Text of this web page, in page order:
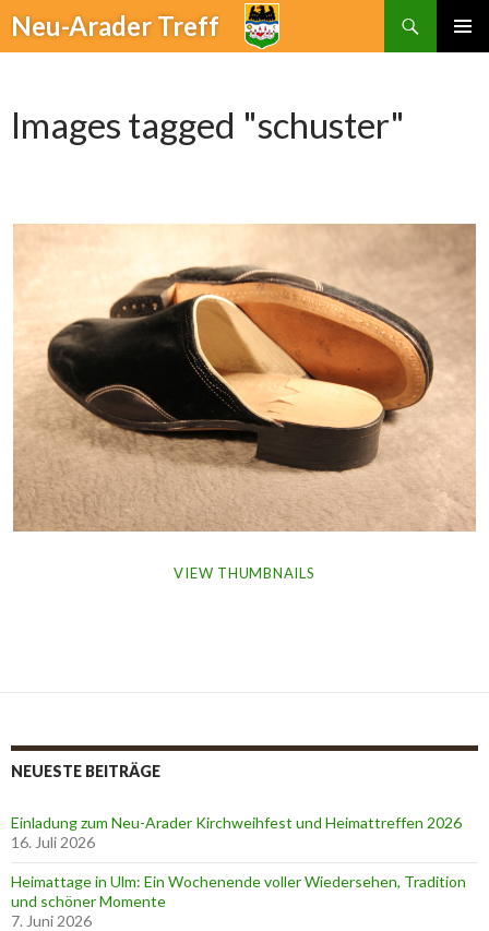
Neu-Arader Treff
Suchen
Images tagged "schuster"
VIEW THUMBNAILS
NEUESTE BEITRÄGE
Einladung zum Neu-Arader Kirchweihfest und Heimattreffen 2026
16. Juli 2026
Heimattage in Ulm: Ein Wochenende voller Wiedersehen, Tradition
und schöner Momente
7. Juni 2026